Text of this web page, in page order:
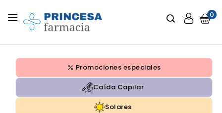
0
Promociones especiales
Caída Capilar
Solares